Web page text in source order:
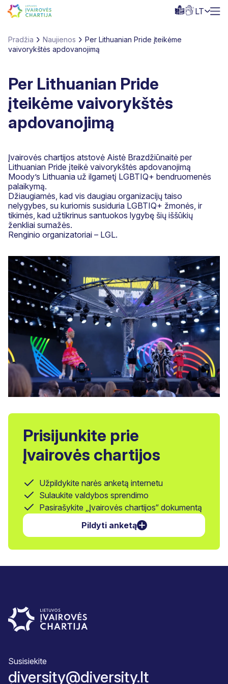
LT
Pradžia Naujienos
Per Lithuanian Pride įteikėme
vaivorykštės apdovanojimą
Per Lithuanian Pride
įteikėme vaivorykštės
apdovanojimą
Įvairovės chartijos atstovė Aistė Brazdžiūnaitė per
Lithuanian Pride įteikė vaivorykštės apdovanojimą
Moody’s Lithuania už ilgametį LGBTIQ+ bendruomenės
palaikymą.
Džiaugiamės, kad vis daugiau organizacijų taiso
nelygybes, su kuriomis susiduria LGBTIQ+ žmonės, ir
tikimės, kad užtikrinus santuokos lygybę šių iššūkių
ženkliai sumažės.
Renginio organizatoriai – LGL.
Prisijunkite prie
Įvairovės chartijos
Užpildykite narės anketą internetu
Sulaukite valdybos sprendimo
Pasirašykite „Įvairovės chartijos“ dokumentą
Pildyti anketą
Susisiekite
diversity@diversity.lt